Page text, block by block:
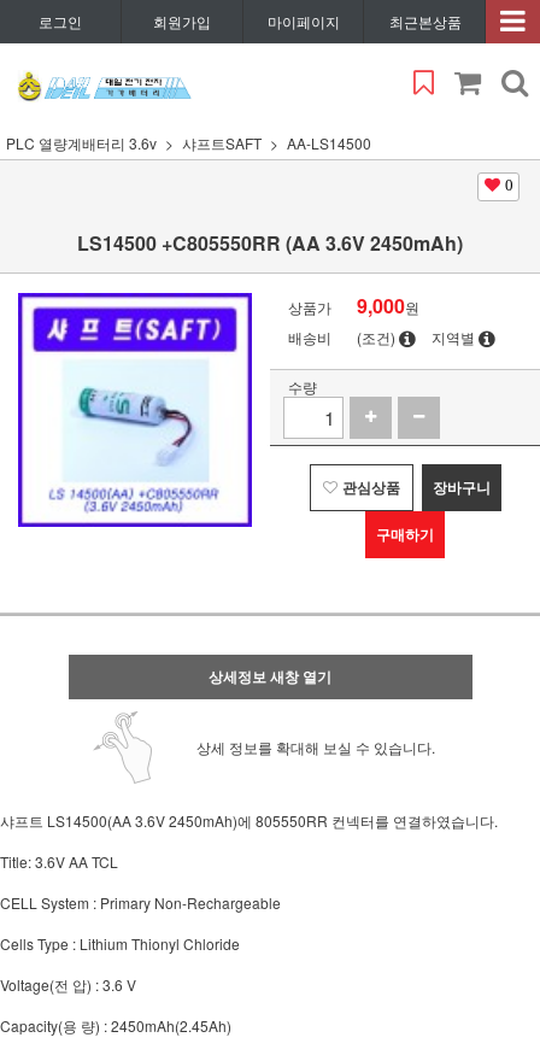
로그인 회원가입 마이페이지 최근본상품
PLC 열량계배터리 3.6v 샤프트SAFT AA-LS14500
0
LS14500 +C805550RR (AA 3.6V 2450mAh)
상품가 9,000원
배송비
(조건) 지역별
수량
관심상품 장바구니
구매하기
상세정보 새창 열기
상세 정보를 확대해 보실 수 있습니다.
샤프트 LS14500(AA 3.6V 2450mAh)에 805550RR 컨넥터를 연결하였습니다.
Title: 3.6V AA TCL
CELL System : Primary Non-Rechargeable
Cells Type : Lithium Thionyl Chloride
Voltage(전 압) : 3.6 V
Capacity(용 량) : 2450mAh(2.45Ah)